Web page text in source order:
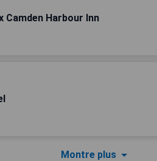
Camden Harbour Inn
Montre plus